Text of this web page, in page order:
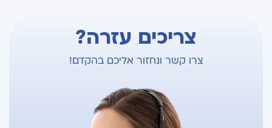
צריכים עזרה?
צרו קשר ונחזור אליכם בהקדם!